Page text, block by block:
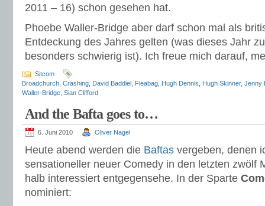
2011 – 16) schon gesehen hat.
Phoebe Waller-Bridge aber darf schon mal als
Entdeckung des Jahres gelten (was dieses Jahr
besonders schwierig ist). Ich freue mich darauf,
Sitcom
Broadchurch Crashing David Baddiel Fleabag Hugh Dennis Hugh Skinner, Jenny
Waller-Bridge Sian Clifford
And the Bafta goes to…
6. Juni 2010 Oliver Nagel
Heute abend werden die Baftas vergeben, denen
sensationeller neuer Comedy in den letzten zwölf
halb interessiert entgegensehe. In der Sparte
nominiert: